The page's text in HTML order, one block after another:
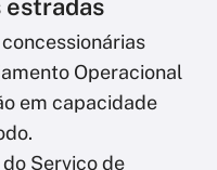
estradas
Operacional
em capacidade
Serviço de